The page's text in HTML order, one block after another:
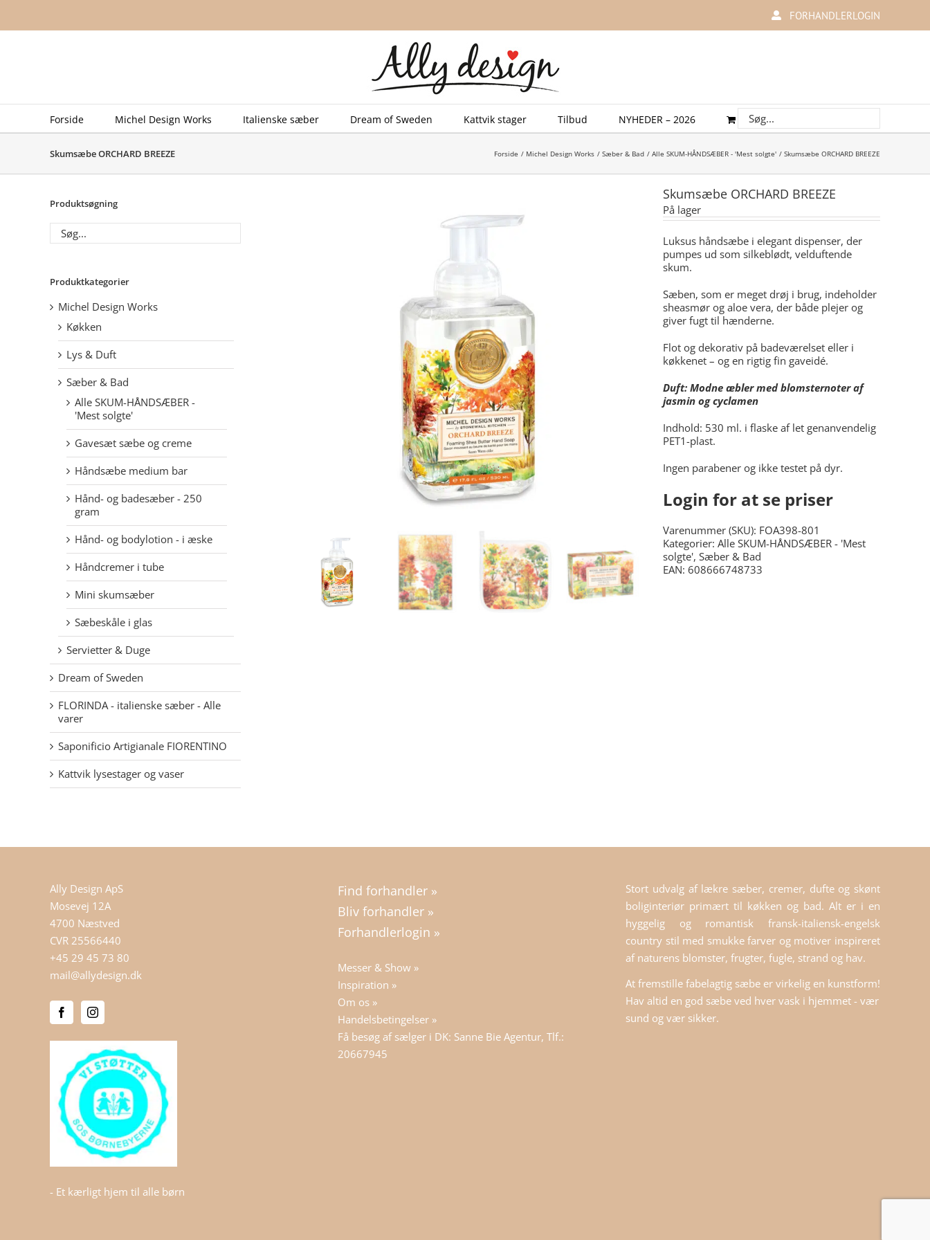
content
FORHANDLERLOGIN
Forside Michel Design Works Italienske sæber Dream of Sweden Kattvik stager Tilbud NYHEDER – 2026
Skumsæbe ORCHARD BREEZE Forside Michel Design Works Sæber & Bad Alle SKUM-HÅNDSÆBER - 'Mest solgte' Skumsæbe ORCHARD BREEZE
Skumsæbe ORCHARD BREEZE
På lager
Luksus håndsæbe i elegant dispenser, der
pumpes ud som silkeblødt, velduftende
skum.
Sæben, som er meget drøj i brug, indeholder
sheasmør og aloe vera, der både plejer og
giver fugt til hænderne.
Flot og dekorativ på badeværelset eller i
køkkenet – og en rigtig fin gaveidé.
Duft: Modne æbler med blomsternoter af
jasmin og cyclamen
Indhold: 530 ml. i flaske af let genanvendelig
PET1-plast.
Ingen parabener og ikke testet på dyr.
Login for at se priser
Varenummer (SKU): FOA398-801
Kategorier: Alle SKUM-HÅNDSÆBER - 'Mest
solgte', Sæber & Bad
EAN: 608666748733
Produktsøgning
Produktkategorier
Michel Design Works
Køkken
Lys & Duft
Sæber & Bad
Alle SKUM-HÅNDSÆBER -
'Mest solgte'
Gavesæt sæbe og creme
Håndsæbe medium bar
Hånd- og badesæber - 250
gram
Hånd- og bodylotion - i æske
Håndcremer i tube
Mini skumsæber
Sæbeskåle i glas
Servietter & Duge
Dream of Sweden
FLORINDA - italienske sæber - Alle
varer
Saponificio Artigianale FIORENTINO
Kattvik lysestager og vaser
Ally Design ApS
Mosevej 12A
4700 Næstved
CVR 25566440
+45 29 45 73 80
mail@allydesign.dk
- Et kærligt hjem til alle børn
Find forhandler »
Bliv forhandler »
Forhandlerlogin »
Messer & Show »
Inspiration »
Om os »
Handelsbetingelser »
Få besøg af sælger i DK: Sanne Bie Agentur, Tlf.:
20667945
Stort udvalg af lækre sæber, cremer, dufte og skønt
boliginteriør primært til køkken og bad. Alt er i en
hyggelig og romantisk fransk-italiensk-engelsk
country stil med smukke farver og motiver inspireret
af naturens blomster, frugter, fugle, strand og hav.
At fremstille fabelagtig sæbe er virkelig en kunstform!
Hav altid en god sæbe ved hver vask i hjemmet - vær
sund og vær sikker.